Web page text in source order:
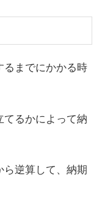
るまでにかかる時
てるかによって納
逆算して、納期